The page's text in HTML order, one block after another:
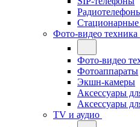
Фото-видео техника
Фото-видео
Фотоаппараты
Экшн-камеры
Аксессуары
Аксессуары
TV и аудио